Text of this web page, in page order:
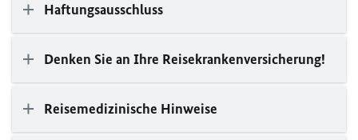
Haftungsausschluss
Denken Sie an Ihre Reisekrankenversicherung!
Reisemedizinische Hinweise